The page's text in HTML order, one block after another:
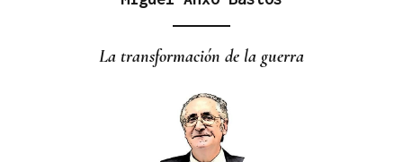
Barcelona, su primer buque propulsado por GNL
La transformación de la guerra